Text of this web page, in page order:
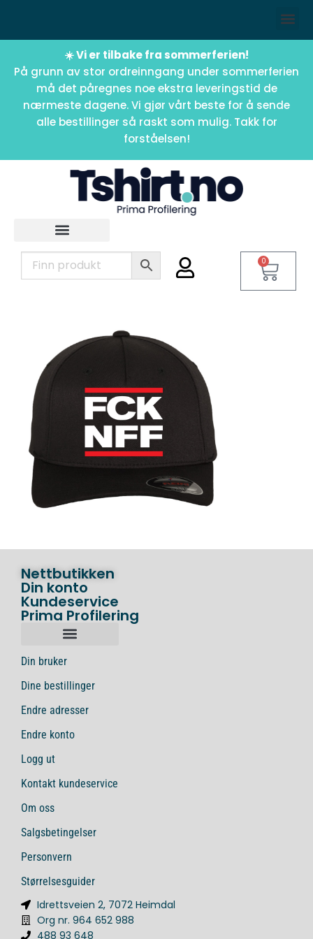
☀️ Vi er tilbake fra sommerferien!
På grunn av stor ordreinngang under sommerferien
må det påregnes noe ekstra leveringstid de
nærmeste dagene. Vi gjør vårt beste for å sende
alle bestillinger så raskt som mulig. Takk for
forståelsen!
0
Nettbutikken
Din konto
Kundeservice
Prima Profilering
Din bruker
Dine bestillinger
Endre adresser
Endre konto
Logg ut
Kontakt kundeservice
Om oss
Salgsbetingelser
Personvern
Størrelsesguider
Idrettsveien 2, 7072 Heimdal
Org nr. 964 652 988
488 93 648